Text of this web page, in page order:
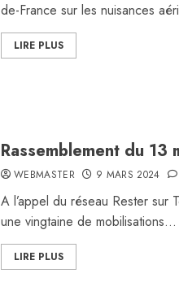
de-France sur les nuisances
LIRE PLUS
Rassemblement du 13
WEBMASTER 9 MARS 2024
A l’appel du réseau Rester sur
une vingtaine de mobilisations...
LIRE PLUS